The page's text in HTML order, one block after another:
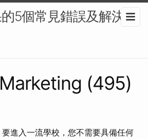
5個常見錯誤及解決方
(495)
進入一流學校，您不需要具備任何